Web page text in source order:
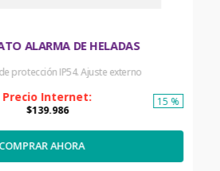
ALARMA DE HELADAS
protección IP54. Ajuste externo
$139.986
15 %
COMPRAR AHORA